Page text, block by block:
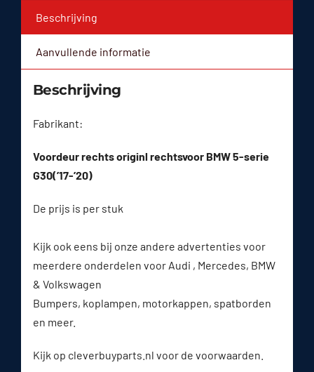
Beschrijving
Aanvullende informatie
Beschrijving
Fabrikant:
Voordeur rechts originl rechtsvoor BMW 5-serie
G30(’17-’20)
De prijs is per stuk
Kijk ook eens bij onze andere advertenties voor
meerdere onderdelen voor Audi , Mercedes, BMW
& Volkswagen
Bumpers, koplampen, motorkappen, spatborden
en meer.
Kijk op cleverbuyparts.nl voor de voorwaarden.